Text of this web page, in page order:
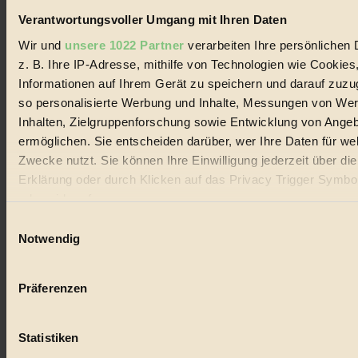
Verantwortungsvoller Umgang mit Ihren Daten
Wir und unsere 1022 Partner verarbeiten Ihre persönlichen
z. B. Ihre IP-Adresse, mithilfe von Technologien wie
Informationen auf Ihrem Gerät zu speichern und darauf
so personalisierte Werbung und Inhalte, Messungen von
Inhalten, Zielgruppenforschung sowie Entwicklung von
ermöglichen. Sie entscheiden darüber, wer Ihre Daten für
Zwecke nutzt. Sie können Ihre Einwilligung jederzeit über
Erklärung oder durch Klicken auf das Privacy Trigger
oder widerrufen
Wenn Sie es erlauben, würden wir auch gerne:
Ihr Gerät durch aktives Scannen nach bestimmten
Erfahren Sie mehr darüber, wie Ihre persönlichen Daten
Notwendig
Präferenzen
Statistiken
Impressum & Disclaimer
Datenschutz
Mediadaten
Biorama steht für einen nachhaltigen Lebensstil und bewussten
Lebenswandel. Es ist eine moderne Plattform für Ideen, Menschen
und Produkte, ein Leitfaden im schnell wachsenden Markt des
alternativer Energien.
3.415 Follower auf Twitter